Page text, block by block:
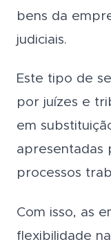
bens da
judiciais.
Este tipo de
por juízes e
em
apresentadas
processos
Com isso, as
flexibilidade